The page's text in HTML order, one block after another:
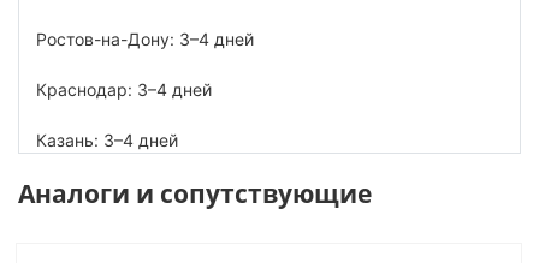
Ростов-на-Дону: 3–4 дней
Краснодар: 3–4 дней
Казань: 3–4 дней
Аналоги и сопутствующие